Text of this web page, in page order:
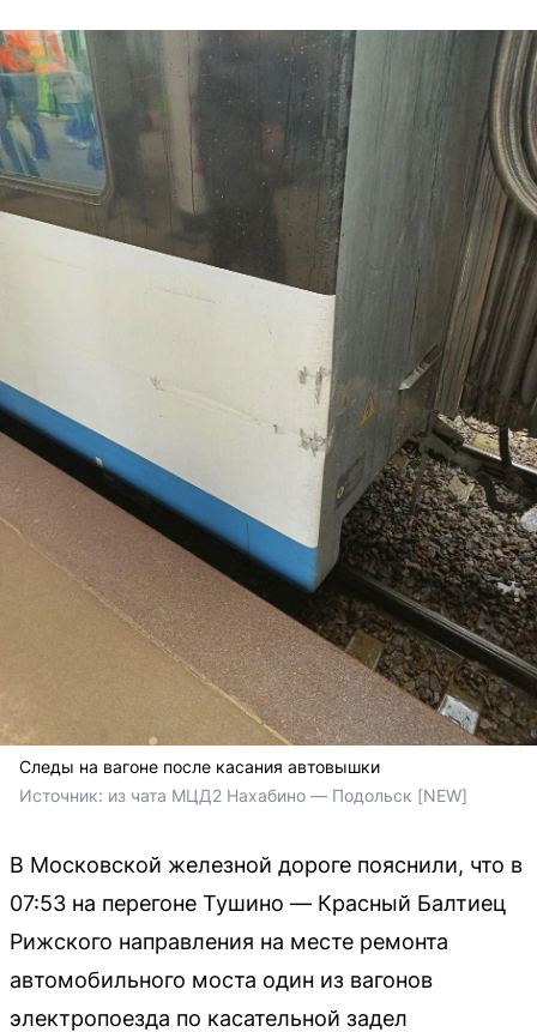
Следы на вагоне после касания автовышки
Источник: из чата МЦД2 Нахабино — Подольск [NEW]
В Московской железной дороге пояснили, что в
07:53 на перегоне Тушино — Красный Балтиец
Рижского направления на месте ремонта
автомобильного моста один из вагонов
электропоезда по касательной задел